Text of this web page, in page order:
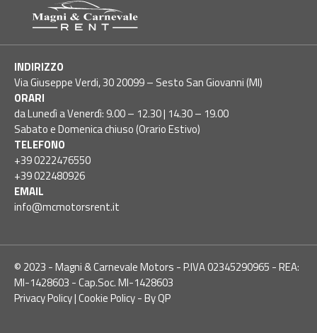
INDIRIZZO
Via Giuseppe Verdi, 30 20099 – Sesto San Giovanni (MI)
ORARI
da Lunedì a Venerdì: 9.00 – 12.30 | 14.30 – 19.00
Sabato e Domenica chiuso (Orario Estivo)
TELEFONO
+39 0222476550
+39 022480926
EMAIL
info@mcmotorsrent.it
© 2023 - Magni & Carnevale Motors - P.IVA 02345290965 - REA:
MI-1428603 - Cap.Soc. MI-1428603
Privacy Policy|Cookie Policy-By QP